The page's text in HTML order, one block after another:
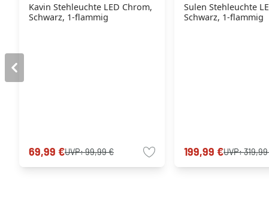
Kavin Stehleuchte LED Chrom,
Schwarz, 1-flammig
69,99 €UVP:99,99 €
Sulen Stehleuchte
Schwarz, 1-flammig
199,99 €UVP: